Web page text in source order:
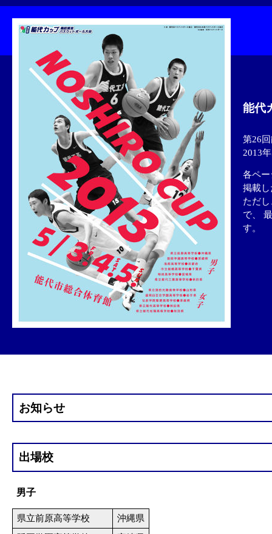
能代
第26
2013
各ペ
掲載
ただ
で、
す。
お知らせ
出場校
男子
県立前原高等学校
沖縄県